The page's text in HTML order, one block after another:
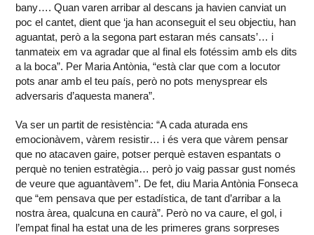
bany…. Quan varen arribar al descans ja havien canviat un
poc el cantet, dient que ‘ja han aconseguit el seu objectiu, han
aguantat, però a la segona part estaran més cansats’… i
tanmateix em va agradar que al final els fotéssim amb els dits
a la boca”. Per Maria Antònia, “està clar que com a locutor
pots anar amb el teu país, però no pots menysprear els
adversaris d’aquesta manera”.
Va ser un partit de resistència: “A cada aturada ens
emocionàvem, vàrem resistir… i és vera que vàrem pensar
que no atacaven gaire, potser perquè estaven espantats o
perquè no tenien estratègia… però jo vaig passar gust només
de veure que aguantàvem”. De fet, diu Maria Antònia Fonseca
que “em pensava que per estadística, de tant d’arribar a la
nostra àrea, qualcuna en caurà”. Però no va caure, el gol, i
l’empat final ha estat una de les primeres grans sorpreses